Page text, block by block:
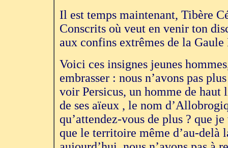
Il est temps maintenant, Tibère
Conscrits où veut en venir ton
aux confins extrêmes de la Gaule
Voici ces insignes jeunes
embrasser : nous n’avons pas
voir Persicus, un homme de
de ses aïeux , le nom
qu’attendez-vous de plus ? que
que le territoire même d’au-delà